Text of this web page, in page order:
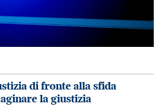
di fronte alla sfida
la giustizia